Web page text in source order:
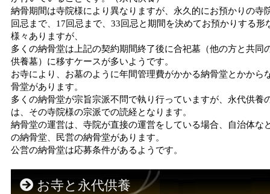
納骨期間は寺院様により異なりますが、永久的にお預かりの寺
回忌まで、17回忌まで、33回忌と期間を決めてお預かりする形
様々ありますが、
多くの納骨堂は上記の契約期間終了後に合祀墓（他の方と共同
供養墓）に移すケースが多いようです。
お寺により、お墓のように年間管理費がかかる納骨堂とかから
骨堂があります。
多くの納骨堂が宗旨宗派不問で執り行っていますが、永代供養
は、その寺院様の宗派での読経となります。
納骨堂の運営は、寺院が直接の運営をしている場合、自治体な
の納骨堂、民営の納骨堂があります。
公営の納骨堂は応募条件があるようです。
お寺と永代供養